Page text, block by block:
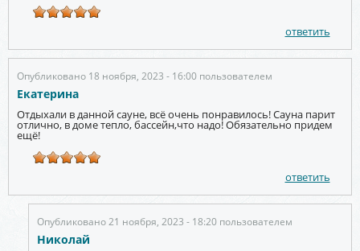
ответить
Опубликовано 18 ноября, 2023 - 16:00 пользователем
Екатерина
Отдыхали в данной сауне, всё очень понравилось! Сауна парит
отлично, в доме тепло, бассейн,что надо! Обязательно придем
ещё!
ответить
Опубликовано 21 ноября, 2023 - 18:20 пользователем
Николай